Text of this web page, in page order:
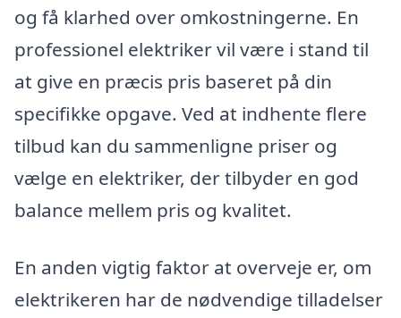
og få klarhed over omkostningerne. En
professionel elektriker vil være i stand til
at give en præcis pris baseret på din
specifikke opgave. Ved at indhente flere
tilbud kan du sammenligne priser og
vælge en elektriker, der tilbyder en god
balance mellem pris og kvalitet.
En anden vigtig faktor at overveje er, om
elektrikeren har de nødvendige tilladelser